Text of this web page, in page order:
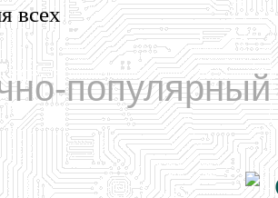
всех
популярный